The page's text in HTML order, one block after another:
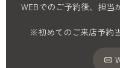
WEBでのご予約後、担当
※初めてのご来店予約